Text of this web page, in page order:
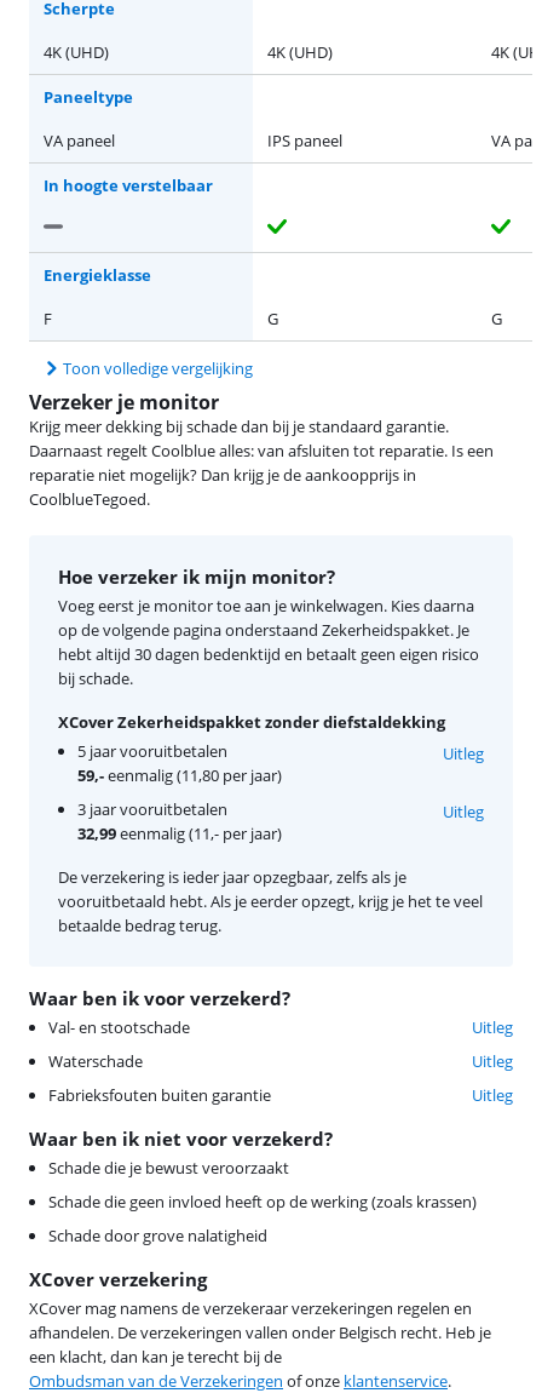
Scherpte
4K (UHD)
4K (UHD) 4K
Paneeltype
VA paneel
IPS paneel VA
In hoogte verstelbaar
Energieklasse
F
G G
Toon volledige vergelijking
Verzeker je monitor
Krijg meer dekking bij schade dan bij je standaard garantie.
Daarnaast regelt Coolblue alles: van afsluiten tot reparatie. Is een
reparatie niet mogelijk? Dan krijg je de aankoopprijs in
CoolblueTegoed.
Waar ben ik voor verzekerd?
Val- en stootschade
Uitleg
Waterschade
Uitleg
Fabrieksfouten buiten garantie
Uitleg
Waar ben ik niet voor verzekerd?
Schade die je bewust veroorzaakt
Schade die geen invloed heeft op de werking (zoals krassen)
Schade door grove nalatigheid
XCover verzekering
XCover mag namens de verzekeraar verzekeringen regelen en
afhandelen. De verzekeringen vallen onder Belgisch recht. Heb je
een klacht, dan kan je terecht bij de
Ombudsman van de Verzekeringen of onze klantenservice.
Hoe verzeker ik mijn monitor?
Voeg eerst je monitor toe aan je winkelwagen. Kies daarna
op de volgende pagina onderstaand Zekerheidspakket. Je
hebt altijd 30 dagen bedenktijd en betaalt geen eigen risico
bij schade.
XCover Zekerheidspakket zonder diefstaldekking
5 jaar vooruitbetalen
59,-eenmalig (11,80 per jaar)
Uitleg
3 jaar vooruitbetalen
32,99eenmalig (11,- per jaar)
Uitleg
De verzekering is ieder jaar opzegbaar, zelfs als je
vooruitbetaald hebt. Als je eerder opzegt, krijg je het te veel
betaalde bedrag terug.